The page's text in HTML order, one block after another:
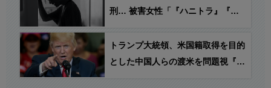
刑… 被害女性「『ハニトラ』『売
ない」
トランプ大統領、米国籍取得を目的
とした中国人らの渡米を問題視『出